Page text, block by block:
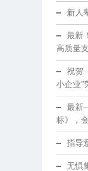
新人
最新
高质量
祝贺
小企业”
最新
标》，
指导
无惧